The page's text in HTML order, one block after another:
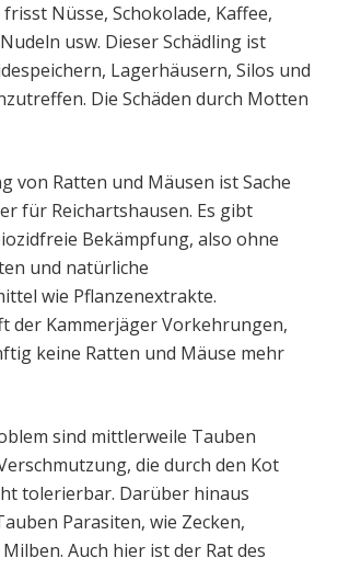
Nüsse, Schokolade, Kaffee,
usw. Dieser Schädling ist
Lagerhäusern, Silos und
Die Schäden durch Motten
von Ratten und Mäusen ist Sache
für Reichartshausen. Es gibt
Bekämpfung, also ohne
und natürliche
wie Pflanzenextrakte.
der Kammerjäger Vorkehrungen,
keine Ratten und Mäuse mehr
sind mittlerweile Tauben
die durch den Kot
tolerierbar. Darüber hinaus
Parasiten, wie Zecken,
Auch hier ist der Rat des